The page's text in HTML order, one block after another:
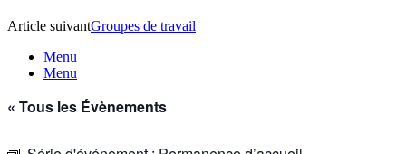
Article suivantGroupes de travail
Menu
Menu
« Tous les Évènements